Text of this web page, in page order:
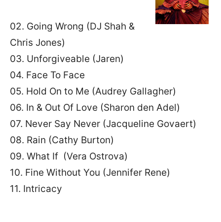
02. Going Wrong (DJ Shah &
Chris Jones)
03. Unforgiveable (Jaren)
04. Face To Face
05. Hold On to Me (Audrey Gallagher)
06. In & Out Of Love (Sharon den Adel)
07. Never Say Never (Jacqueline Govaert)
08. Rain (Cathy Burton)
09. What If (Vera Ostrova)
10. Fine Without You (Jennifer Rene)
11. Intricacy